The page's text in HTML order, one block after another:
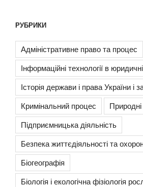
РУБРИКИ
Адміністративне право та процес
Інформаційні технології в
Історія держави і права України і
Кримінальний процес
Підприємницька діяльність
Безпека життєдіяльності та
Біогеографія
Біологія і екологічна фізіологія